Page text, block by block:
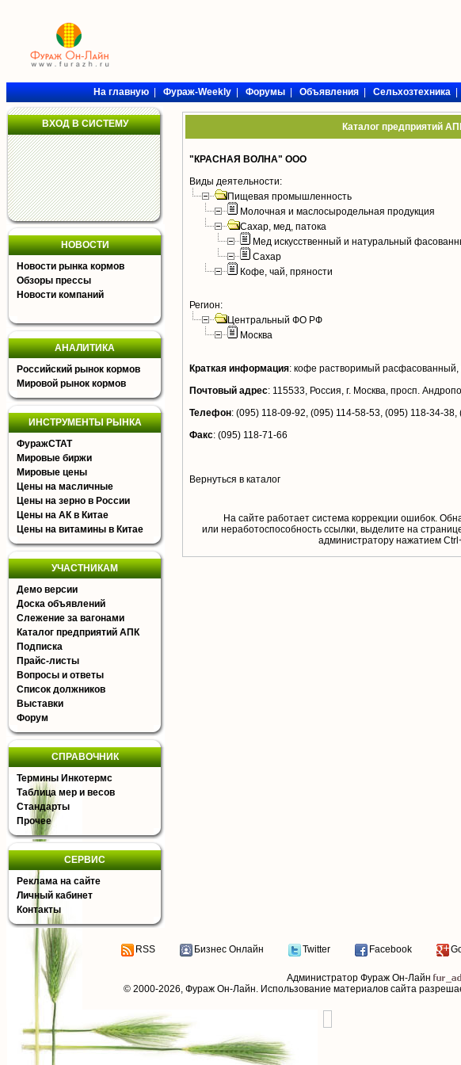
На главную|Фураж-Weekly|Форумы|Объявления|Сельхозтехника
ВХОД В СИСТЕМУ
НОВОСТИ
Новости рынка кормов
Обзоры прессы
Новости компаний
АНАЛИТИКА
Российский рынок кормов
Мировой рынок кормов
ИНСТРУМЕНТЫ РЫНКА
ФуражСТАТ
Мировые биржи
Мировые цены
Цены на масличные
Цены на зерно в России
Цены на АК в Китае
Цены на витамины в Китае
УЧАСТНИКАМ
Демо версии
Доска объявлений
Слежение за вагонами
Каталог предприятий АПК
Подписка
Прайс-листы
Вопросы и ответы
Список должников
Выставки
Форум
СПРАВОЧНИК
Термины Инкотермс
Таблица мер и весов
Стандарты
Прочее
СЕРВИС
Реклама на сайте
Личный кабинет
Контакты
Каталог предприятий
"КРАСНАЯ ВОЛНА" ООО
Виды деятельности:
Пищевая промышленность
Молочная и маслосыродельная продукция
Сахар, мед, патока
Мед искусственный и натуральный
Сахар
Кофе, чай, пряности
Регион:
Центральный ФО РФ
Москва
Краткая информация: кофе растворимый
Почтовый адрес: 115533, Россия, г. Москва, просп.
Телефон: (095) 118-09-92, (095) 114-58-53, (095) 118-34-38,
Факс: (095) 118-71-66
Вернуться в каталог
На сайте работает система коррекции ошибок.
или неработоспособность ссылки, выделите на
aдминистратору нажатием
RSS Бизнес Онлайн Twitter Facebook
Администратор Фураж Он-Лайн
© 2000-2026, Фураж Он-Лайн. Использование материалов сайта